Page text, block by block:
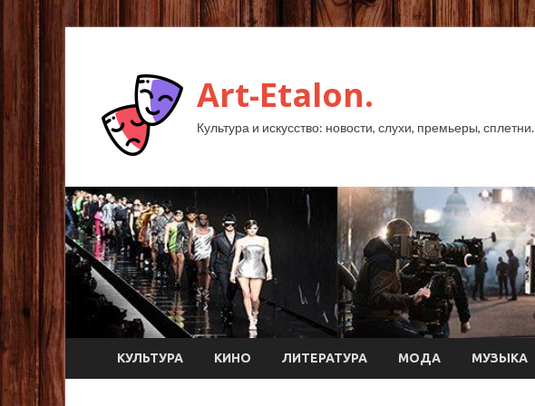
Art-Etalon.
Культура и искусство: новости, слухи, премьеры, сплетни.
КУЛЬТУРА КИНО ЛИТЕРАТУРА МОДА МУЗЫКА